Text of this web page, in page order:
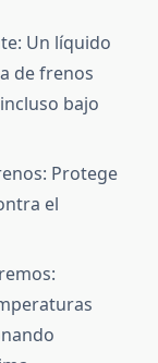
Un líquido
de frenos
bajo
Protege
el